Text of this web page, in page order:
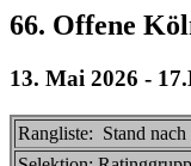
66. Offene
13. Mai 2026 -
Rangliste: Stand nach